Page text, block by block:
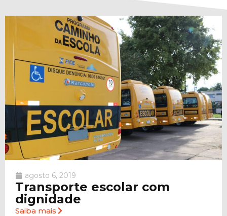
agosto 6, 2019
Transporte escolar com
dignidade
Saiba mais